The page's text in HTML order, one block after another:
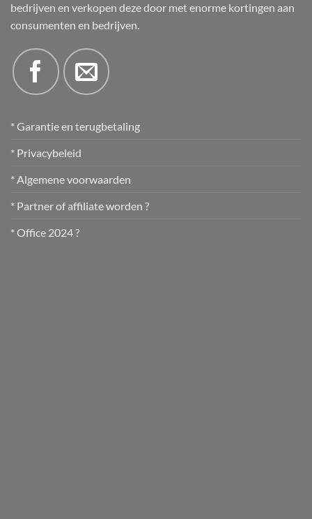
bedrijven en verkopen deze door met enorme kortingen aan
consumenten en bedrijven.
* Garantie en terugbetaling
* Privacybeleid
* Algemene voorwaarden
* Partner of affiliate worden ?
* Office 2024 ?